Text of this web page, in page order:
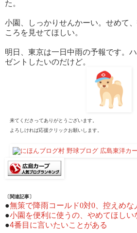
た。
小園、しっかりせんかーい。せめて
ころを見せてほしい。
明日、東京は一日中雨の予報です。
ゼントしたいのだけど。
来てくださってありがとうございます。
よろしければ応援クリックお願いします。
〔関連記事〕
●無策で降雨コールド0対0、控えめな
●小園を便利に使うの、やめてほしい
●4番目に言いたいことがある